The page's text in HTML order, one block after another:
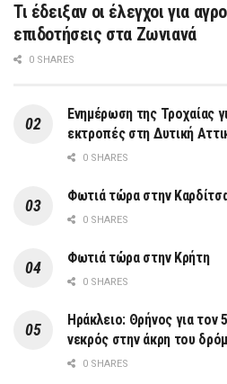
Τι έδειξαν οι έλεγχοι για
επιδοτήσεις στα Ζωνιανά
0 SHARES
Ενημέρωση της Τροχαίας
εκτροπές στη Δυτική
0 SHARES
Φωτιά τώρα στην
0 SHARES
Φωτιά τώρα στην Κρήτη
0 SHARES
Ηράκλειο: Θρήνος για τον
νεκρός στην άκρη του
0 SHARES